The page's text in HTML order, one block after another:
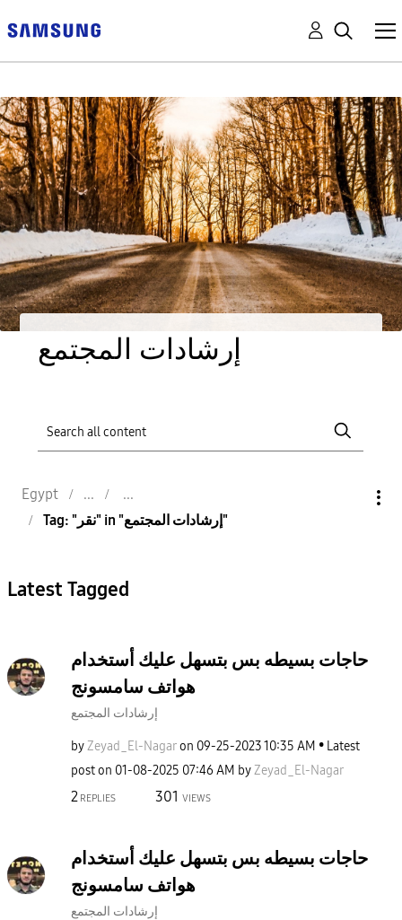
إرشادات المجتمع
Egypt
Tag: "نقر" in "إرشادات المجتمع"
Latest Tagged
حاجات بسيطه بس بتسهل عليك أستخدام
هواتف سامسونج
إرشادات المجتمع
byZeyad_El-Nagaron ‎09-25-202310:35 AM
Latest
post on ‎01-08-2025 07:46 AM byZeyad_El-Nagar
2 REPLIES 301 VIEWS
حاجات بسيطه بس بتسهل عليك أستخدام
هواتف سامسونج
إرشادات المجتمع